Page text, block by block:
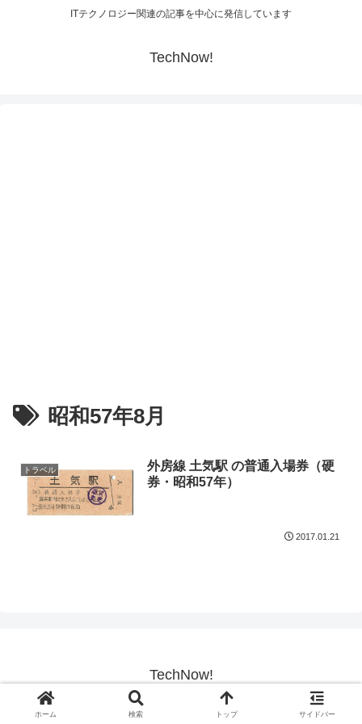
ITテクノロジー関連の記事を中心に発信しています
TechNow!
昭和57年8月
トラベル
外房線 土気駅 の普通入場券（硬
券・昭和57年）
2017.01.21
TechNow!
© 2017-2026 TechNow!.
ホーム 検索 トップ サイドバー